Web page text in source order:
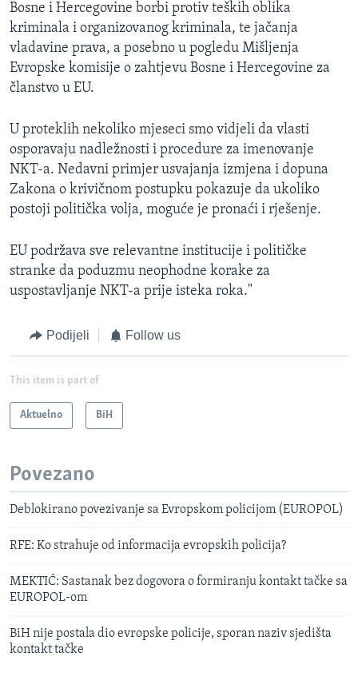
Bosne i Hercegovine borbi protiv teških oblika
kriminala i organizovanog kriminala, te jačanja
vladavine prava, a posebno u pogledu Mišljenja
Evropske komisije o zahtjevu Bosne i Hercegovine za
članstvo u EU.
U proteklih nekoliko mjeseci smo vidjeli da vlasti
osporavaju nadležnosti i procedure za imenovanje
NKT-a. Nedavni primjer usvajanja izmjena i dopuna
Zakona o krivičnom postupku pokazuje da ukoliko
postoji politička volja, moguće je pronaći i rješenje.
EU podržava sve relevantne institucije i političke
stranke da poduzmu neophodne korake za
uspostavljanje NKT-a prije isteka roka."
Podijeli Follow us
This item is part of
Aktuelno BiH
Povezano
Deblokirano povezivanje sa Evropskom policijom (EUROPOL)
RFE: Ko strahuje od informacija evropskih policija?
MEKTIĆ: Sastanak bez dogovora o formiranju kontakt tačke sa
EUROPOL-om
BiH nije postala dio evropske policije, sporan naziv sjedišta
kontakt tačke